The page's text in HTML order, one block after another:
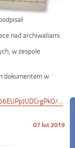
nad archiwaliami.
w zespole
dokumentem w
…
Opublikowano
07 lut 2019